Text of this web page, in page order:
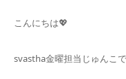
こんにちは💖
svastha金曜担当じゅんこ